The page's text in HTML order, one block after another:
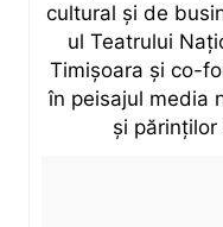
cultural și de
ul Teatrului
Timișoara și co-
în peisajul media
și părinților